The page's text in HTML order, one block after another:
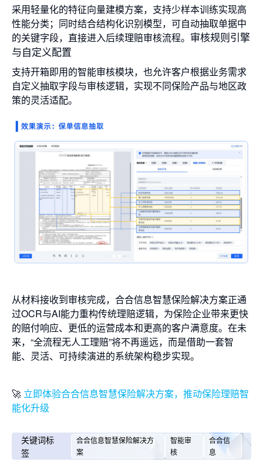
采用轻量化的特征向量建模方案，支持少样本训练实现高
性能分类；同时结合结构化识别模型，可自动抽取单据中
的关键字段，直接进入后续理赔审核流程。 审核规则引擎
与自定义配置
支持开箱即用的智能审核模块，也允许客户根据业务需求
自定义抽取字段与审核逻辑，实现不同保险产品与地区政
策的灵活适配。
从材料接收到审核完成，合合信息智慧保险解决方案正通
过OCR与AI能力重构传统理赔逻辑，为保险企业带来更快
的赔付响应、更低的运营成本和更高的客户满意度。在未
来，“全流程无人工理赔”将不再遥远，而是借助一套智
能、灵活、可持续演进的系统架构稳步实现。
🚀 立即体验合合信息智慧保险解决方案，推动保险理赔智
能化升级
关键词标
签
合合信息智慧保险解决方
案
智能审
核
合合信
息